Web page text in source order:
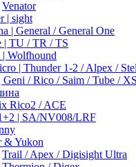
Venator
| sight
| General / General One
| TU / TR / TS
Wolfhound
| Thunder 1-2 / Alpex /
Geni / Rico / Saim / Tube /
Rico2 / ACE
| SA/NV008/LRF
& Yukon
Trail / Apex / Digisight Ultra